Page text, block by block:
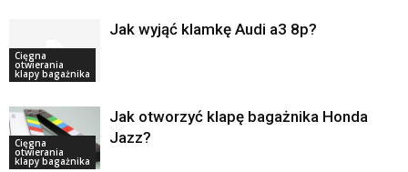
Cięgna
otwierania
klapy bagażnika
Jak wyjąć klamkę Audi a3 8p?
Cięgna
otwierania
klapy bagażnika
Jak otworzyć klapę bagażnika Honda
Jazz?